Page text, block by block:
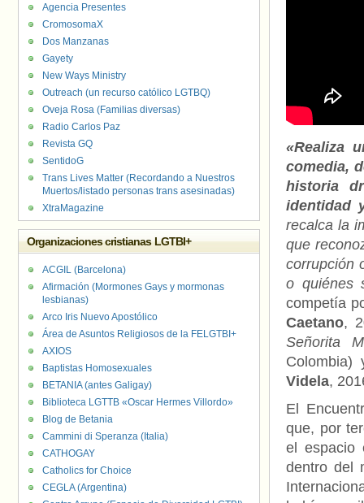
«Realiza
comedia,
historia
identidad
recalca la
que
corrupción
o quiénes
competía
Caetano,
Señorita
Videla,
El
que, por
el
dentro del
Agencia Presentes
CromosomaX
Dos Manzanas
Gayety
New Ways Ministry
Outreach (un recurso católico LGTBQ)
Oveja Rosa (Familias diversas)
Radio Carlos Paz
Revista GQ
SentidoG
Trans Lives Matter (Recordando a Nuestros
Muertos/listado personas trans asesinadas)
XtraMagazine
Organizaciones cristianas LGTBI+
ACGIL (Barcelona)
Afirmación (Mormones Gays y mormonas
lesbianas)
Arco Iris Nuevo Apostólico
Área de Asuntos Religiosos de la FELGTBI+
AXIOS
Baptistas Homosexuales
BETANIA (antes Galigay)
Biblioteca LGTTB «Oscar Hermes Villordo»
Blog de Betania
Cammini di Speranza (Italia)
CATHOGAY
Catholics for Choice
CEGLA (Argentina)